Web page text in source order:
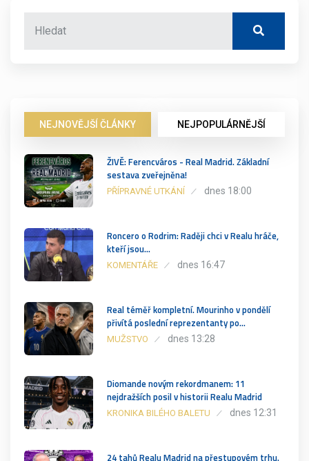
NEJNOVĚJŠÍ ČLÁNKY NEJPOPULÁRNĚJŠÍ
ŽIVĚ: Ferencváros - Real Madrid. Základní
sestava zveřejněna!
PŘÍPRAVNÉ UTKÁNÍ dnes 18:00
Roncero o Rodrim: Raději chci v Realu hráče,
kteří jsou…
KOMENTÁŘE dnes 16:47
Real téměř kompletní. Mourinho v pondělí
přivítá poslední reprezentanty po…
MUŽSTVO dnes 13:28
Diomande novým rekordmanem: 11
nejdražších posil v historii Realu Madrid
KRONIKA BILÉHO BALETU dnes 12:31
24 tahů Realu Madrid na přestupovém trhu.